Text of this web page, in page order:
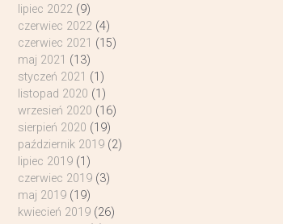
lipiec 2022(9)
czerwiec 2022(4)
czerwiec 2021 (15)
maj 2021 (13)
styczeń 2021 (1)
listopad 2020 (1)
wrzesień 2020 (16)
sierpień 2020 (19)
październik 2019(2)
lipiec 2019(1)
czerwiec 2019(3)
maj 2019(19)
kwiecień 2019(26)